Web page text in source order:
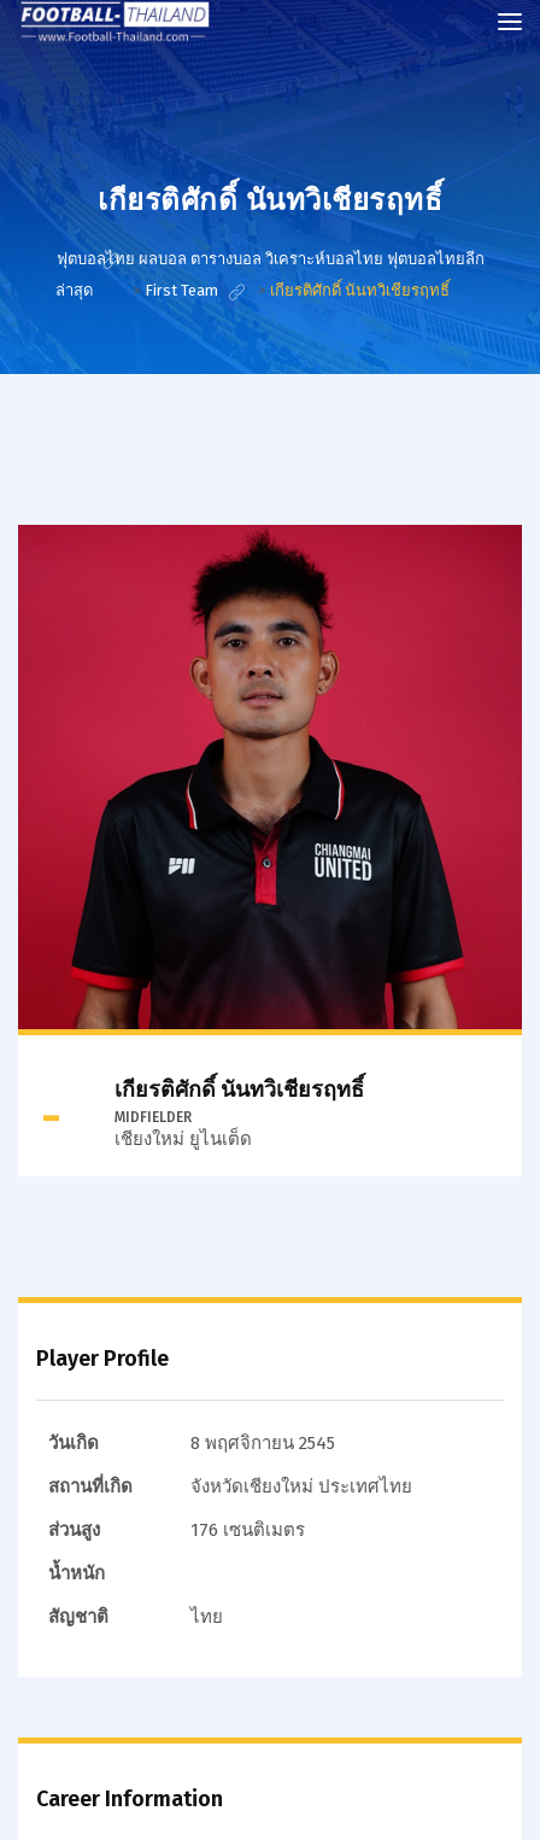
เกียรติศักดิ์ นันทวิเชียรฤทธิ์
ฟุตบอลไทย ผลบอล ตารางบอล วิเคราะห์บอลไทย ฟุตบอลไทยลีก
ล่าสุด
> First Team > เกียรติศักดิ์ นันทวิเชียรฤทธิ์
เกียรติศักดิ์ นันทวิเชียรฤทธิ์
MIDFIELDER
เชียงใหม่ ยูไนเต็ด
-
Player Profile
วันเกิด
8 พฤศจิกายน 2545
สถานที่เกิด
จังหวัดเชียงใหม่ ประเทศไทย
ส่วนสูง
176 เซนติเมตร
น้ำหนัก
สัญชาติ
ไทย
Career Information